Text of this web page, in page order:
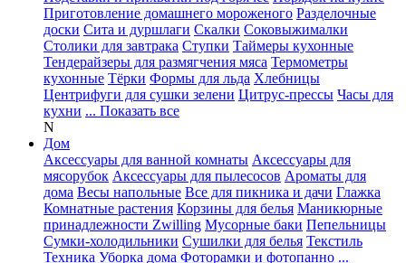
Приготовление домашнего мороженого Разделочные
доски Сита и дуршлаги Скалки Соковыжималки
Столики для завтрака Ступки Таймеры кухонные
Тендерайзеры для размягчения мяса Термометры
кухонные Тёрки Формы для льда Хлебницы
Центрифуги для сушки зелени Цитрус-прессы Часы для
кухни ... Показать все
N
Дом
Аксессуары для ванной комнаты Аксессуары для
мясорубок Аксессуары для пылесосов Ароматы для
дома Весы напольные Все для пикника и дачи Глажка
Комнатные растения Корзины для белья Маникюрные
принадлежности Zwilling Мусорные баки Пепельницы
Сумки-холодильники Сушилки для белья Текстиль
Техника Уборка дома Фоторамки и фотопанно ...